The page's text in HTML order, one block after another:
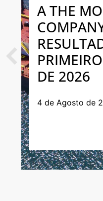
A THE
DE 2026
4 de Agosto de
Previous